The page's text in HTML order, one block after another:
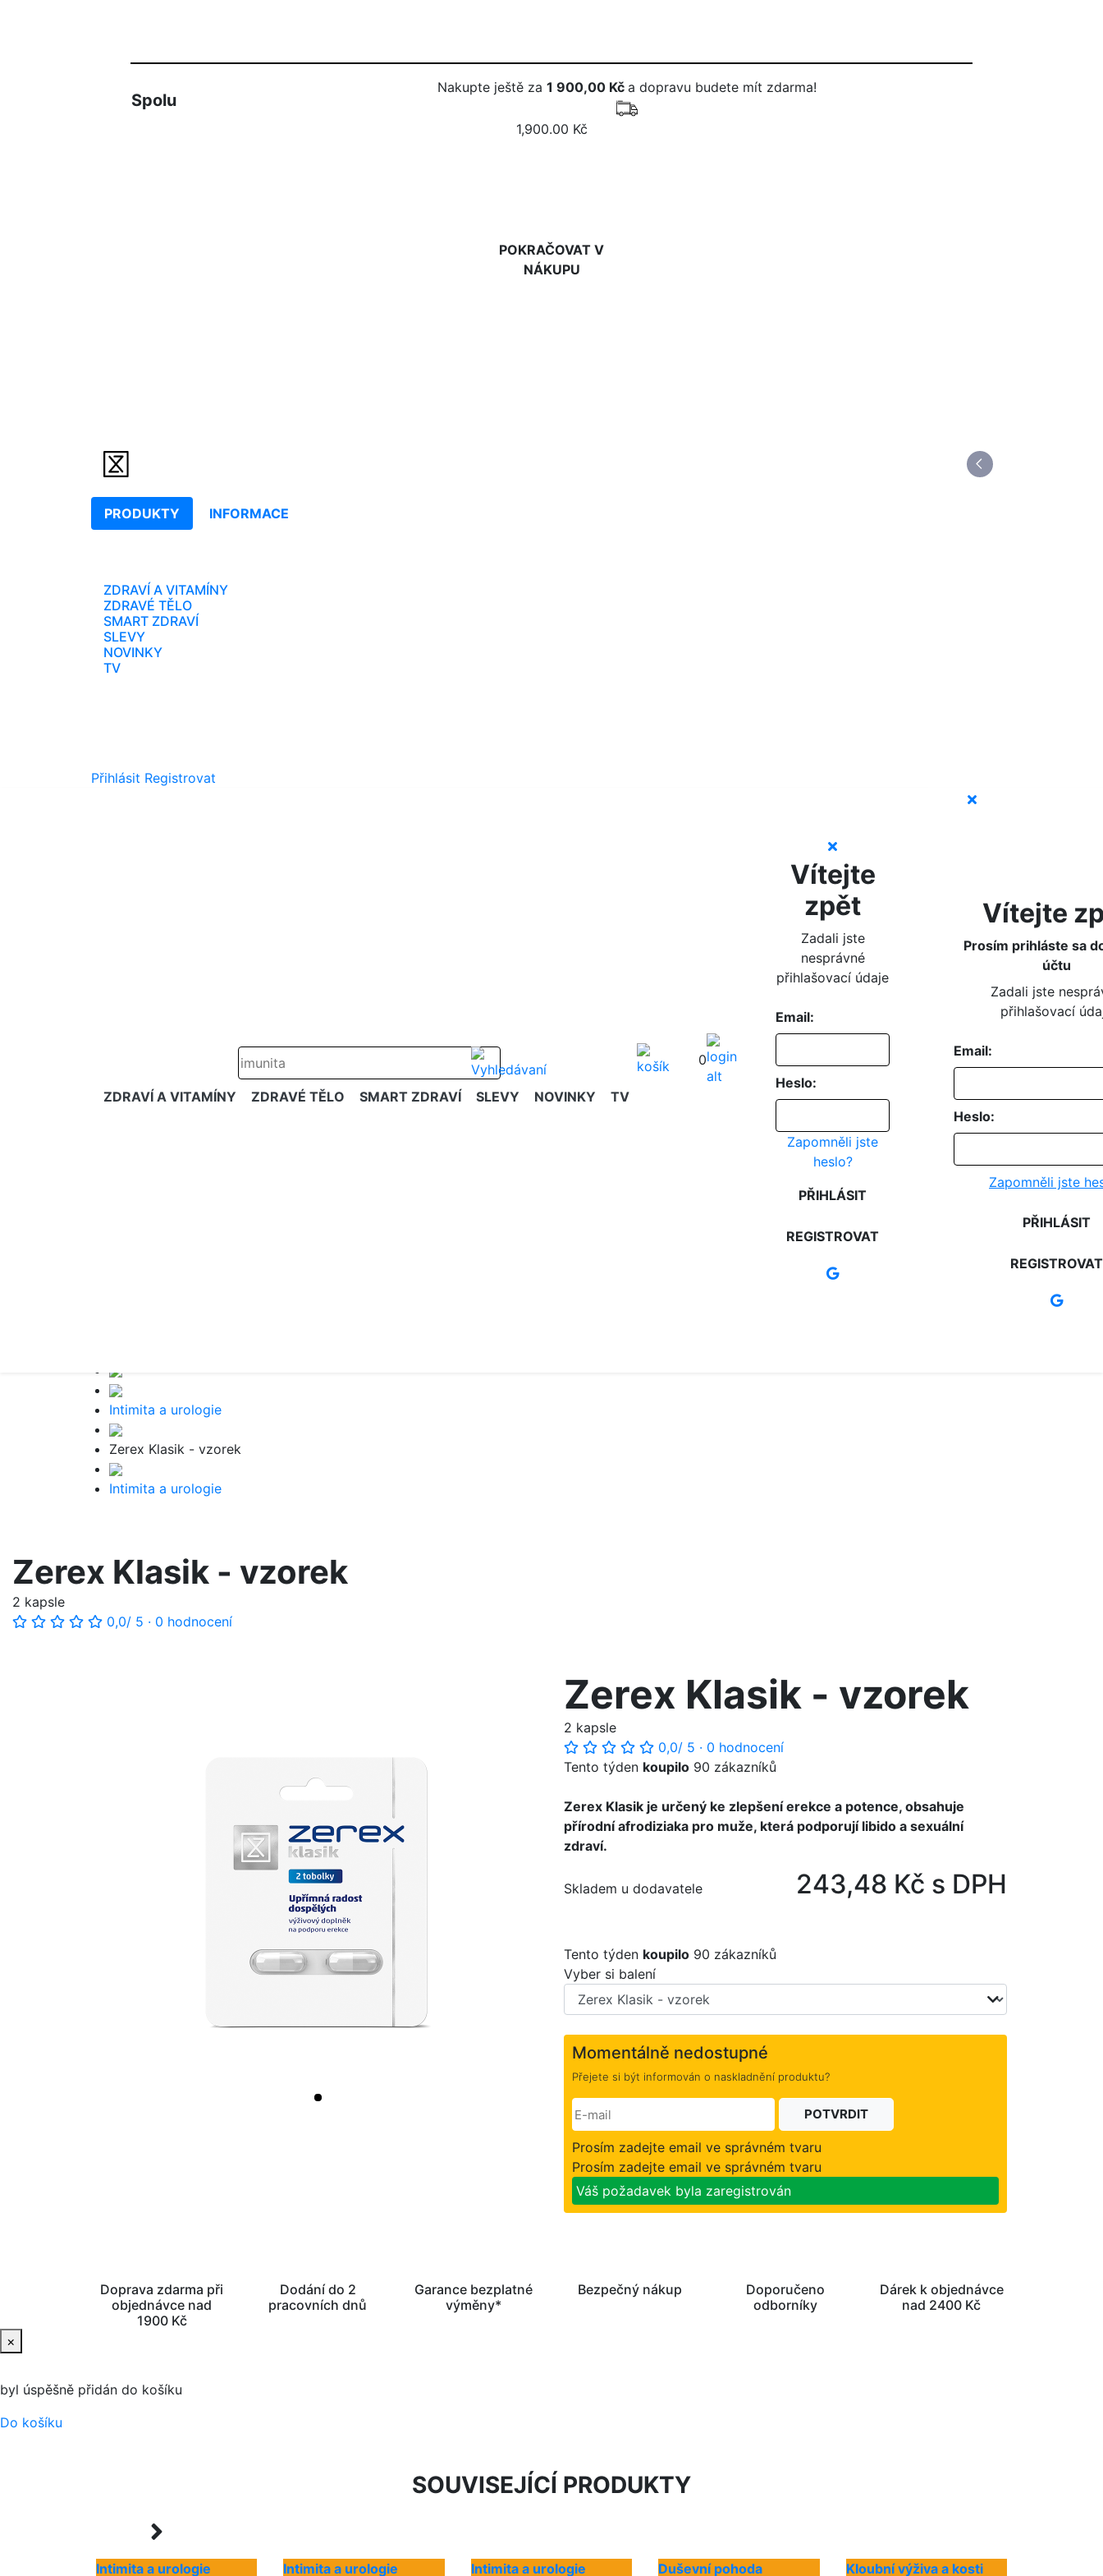
Spolu
Nakupte ještě za 1 900,00 Kč a dopravu budete mít zdarma!
1,900.00 Kč
POKRAČOVAT V
NÁKUPU
PRODUKTY INFORMACE
ZDRAVÍ A VITAMÍNY
ZDRAVÉ TĚLO
SMART ZDRAVÍ
SLEVY
NOVINKY
TV
Přihlásit Registrovat
ZDRAVÍ A VITAMÍNY ZDRAVÉ TĚLO SMART ZDRAVÍ SLEVY NOVINKY TV
0
Vítejte
zpět
Zadali jste
nesprávné
přihlašovací údaje
Email:
Heslo:
Zapomněli jste
heslo?
PŘIHLÁSIT
REGISTROVAT
Vítejte
Prosím prihláste sa
účtu
Zadali jste
přihlašovací
Email:
Heslo:
Zapomněli jste
PŘIHLÁSIT
REGISTROVAT
Intimita a urologie
Zerex Klasik - vzorek
Intimita a urologie
Zerex Klasik - vzorek
2 kapsle
0,0/ 5 · 0 hodnocení
Zerex Klasik - vzorek
2 kapsle
0,0/ 5 · 0 hodnocení
Tento týden koupilo 90 zákazníků
Zerex Klasik je určený ke zlepšení erekce a potence, obsahuje
přírodní afrodiziaka pro muže, která podporují libido a sexuální
zdraví.
Skladem u dodavatele 243,48 Kč s DPH
Tento týden koupilo 90 zákazníků
Vyber si balení
Momentálně nedostupné
Přejete si být informován o naskladnění produktu?
POTVRDIT
Prosím zadejte email ve správném tvaru
Prosím zadejte email ve správném tvaru
Váš požadavek byla zaregistrován
Doprava zdarma při
objednávce nad
1900 Kč
Dodání do 2
pracovních dnů
Garance bezplatné
výměny*
Bezpečný nákup
Doporučeno
odborníky
Dárek k objednávce
nad 2400 Kč
×
byl úspěšně přidán do košíku
Do košíku
SOUVISEJÍCÍ PRODUKTY
Intimita a urologie Intimita a urologie Intimita a urologie Duševní pohoda Kloubní výživa a kosti